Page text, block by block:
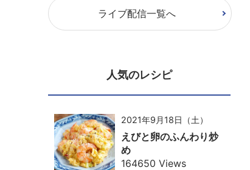
ライブ配信一覧へ
人気のレシピ
2021年9月18日（土）
えびと卵のふんわり炒
め
164650 Views